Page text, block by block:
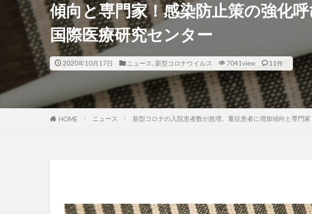
傾向と専門家！感染防止策の強化
国際医療研究センター
2020年10月17日 ニュース, 新型コロナウイルス 7041view 11件
HOME ニュース 新型コロナの入院患者数が急増、重症患者に増加傾向と専門